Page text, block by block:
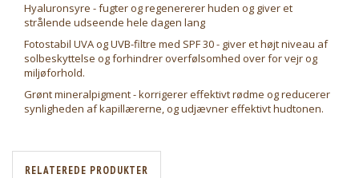
Hyaluronsyre - fugter og regenererer huden og giver et
strålende udseende hele dagen lang
Fotostabil UVA og UVB-filtre med SPF 30 - giver et højt niveau af
solbeskyttelse og forhindrer overfølsomhed over for vejr og
miljøforhold.
Grønt mineralpigment - korrigerer effektivt rødme og reducerer
synligheden af kapillærerne, og udjævner effektivt hudtonen.
RELATEREDE PRODUKTER